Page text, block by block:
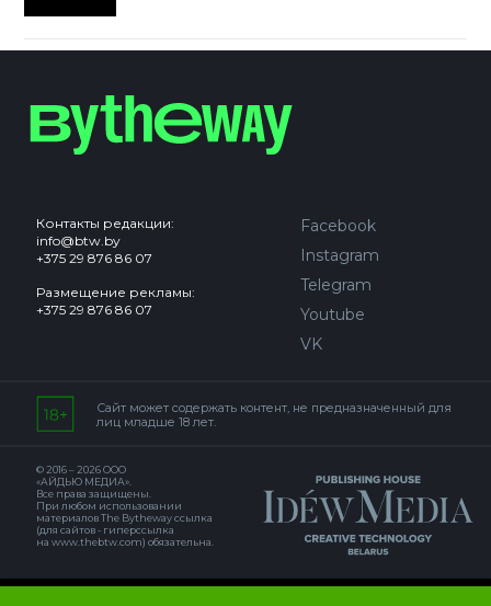
Контакты редакции:
info@btw.by
+375 29 876 86 07
Размещение рекламы:
+375 29 876 86 07
Facebook
Instagram
Telegram
Youtube
VK
Сайт может содержать контент, не предназначенный для
лиц младше 18 лет.
© 2016 – 2026 ООО
«АЙДЬЮ МЕДИА».
Все права защищены.
При любом использовании
материалов The Bytheway ссылка
(для сайтов - гиперссылка
на www.thebtw.com) обязательна.